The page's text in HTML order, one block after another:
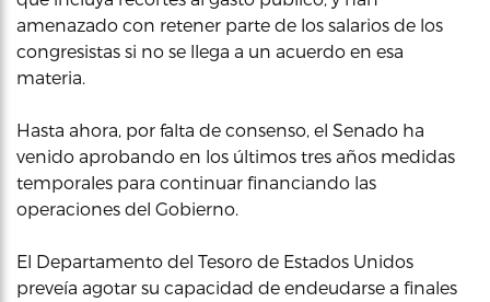
amenazado con retener parte de los salarios de los
congresistas si no se llega a un acuerdo en esa
materia.
Hasta ahora, por falta de consenso, el Senado ha
venido aprobando en los últimos tres años medidas
temporales para continuar financiando las
operaciones del Gobierno.
El Departamento del Tesoro de Estados Unidos
preveía agotar su capacidad de endeudarse a finales